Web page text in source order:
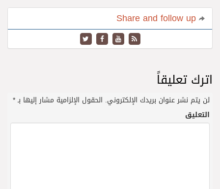
اترك تعليقاً
لن يتم نشر عنوان بريدك الإلكتروني. الحقول الإلزامية مشار إليها بـ*
التعليق